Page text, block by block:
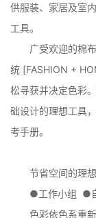
供服装、家居及室
工具。
广受欢迎的棉
统 [FASHION +
松寻获并决定色彩
础设计的理想工具
考手册。
节省空间的理
●工作小组 ●
色彩依色系重